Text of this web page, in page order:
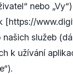
nebo
[https://
našich služeb
k užívání